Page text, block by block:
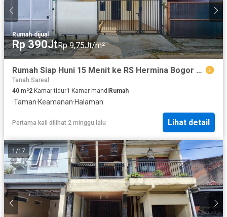
Rumah·dijual
Rp 390JtRp 9,75Jt/m²
Rumah Siap Huni 15 Menit ke RS Hermina Bogor 2 KT Dibantu KPR J-39041
Tanah Sareal
40 m²2 Kamar tidur1 Kamar mandi Rumah
·Taman·Keamanan·Halaman
Pertama kali dilihat 2 minggu lalu Lihat detail
1 /17